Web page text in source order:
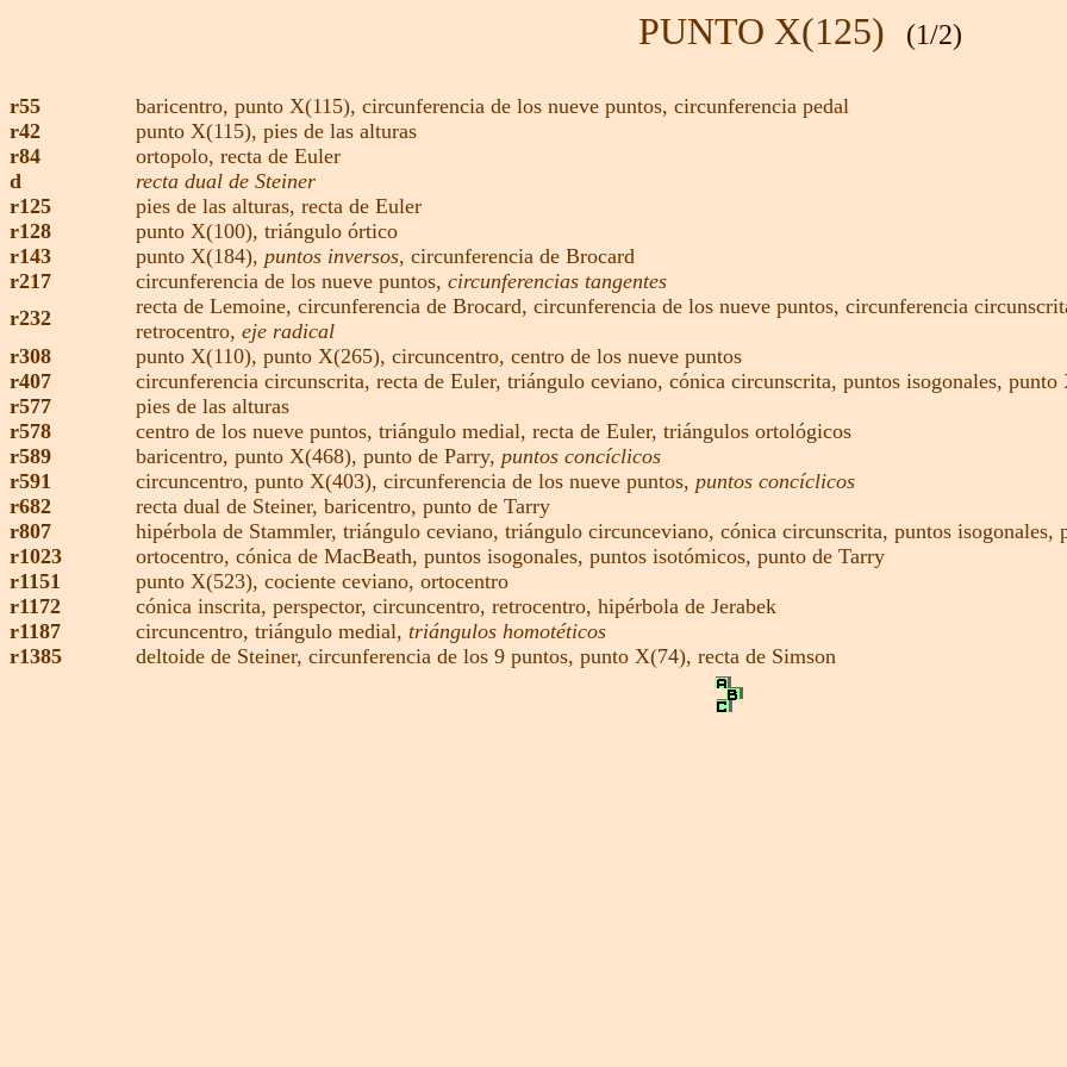
PUNTO X(125) (1/2)
r55 baricentro, punto X(115), circunferencia de los nueve puntos, circunferencia pedal
r42
punto X(115), pies de las alturas
r84
ortopolo, recta de Euler
d
recta dual de Steiner
r125
pies de las alturas, recta de Euler
r128
punto X(100), triángulo órtico
r143
punto X(184), puntos inversos, circunferencia de Brocard
r217
circunferencia de los nueve puntos, circunferencias tangentes
r232
recta de Lemoine, circunferencia de Brocard, circunferencia de los nueve puntos, circunferencia
retrocentro, eje radical
r308
punto X(110), punto X(265), circuncentro, centro de los nueve puntos
r407
circunferencia circunscrita, recta de Euler, triángulo ceviano, cónica circunscrita, puntos isogonales, punto
r577
pies de las alturas
r578
centro de los nueve puntos, triángulo medial, recta de Euler, triángulos ortológicos
r589
baricentro, punto X(468), punto de Parry, puntos concíclicos
r591
circuncentro, punto X(403), circunferencia de los nueve puntos, puntos concíclicos
r682
recta dual de Steiner, baricentro, punto de Tarry
r807
hipérbola de Stammler, triángulo ceviano, triángulo circunceviano, cónica circunscrita, puntos isogonales,
r1023
ortocentro, cónica de MacBeath, puntos isogonales, puntos isotómicos, punto de Tarry
r1151
punto X(523), cociente ceviano, ortocentro
r1172
cónica inscrita, perspector, circuncentro, retrocentro, hipérbola de Jerabek
r1187
circuncentro, triángulo medial, triángulos homotéticos
r1385
deltoide de Steiner, circunferencia de los 9 puntos, punto X(74), recta de Simson